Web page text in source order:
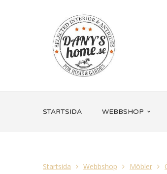
STARTSIDA WEBBSHOP
Startsida Webbshop Möbler